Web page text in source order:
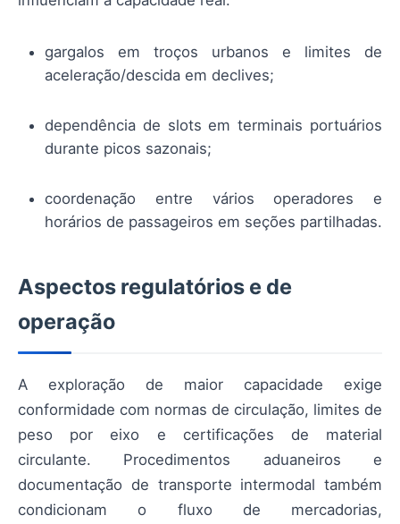
gargalos em troços urbanos e limites de
aceleração/descida em declives;
dependência de slots em terminais portuários
durante picos sazonais;
coordenação entre vários operadores e
horários de passageiros em seções partilhadas.
Aspectos regulatórios e de
operação
A exploração de maior capacidade exige
conformidade com normas de circulação, limites de
peso por eixo e certificações de material
circulante. Procedimentos aduaneiros e
documentação de transporte intermodal também
condicionam o fluxo de mercadorias,